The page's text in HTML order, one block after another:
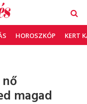
HOROSZKÓP KERT
magad